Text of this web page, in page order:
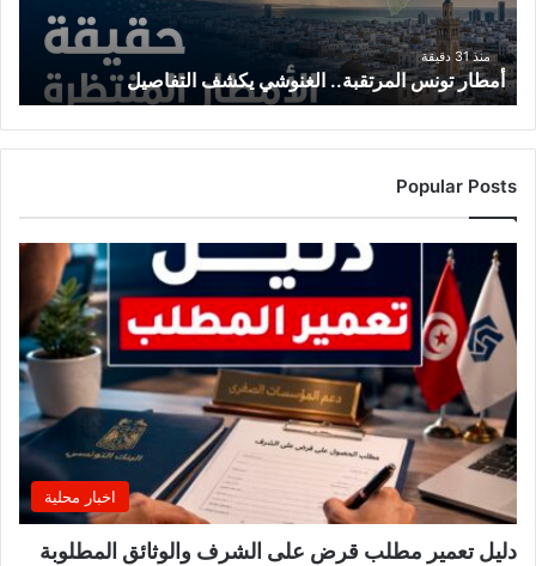
منذ 31 دقيقة
أمطار تونس المرتقبة.. الغنوشي يكشف التفاصيل
Popular Posts
اخبار محلية
دليل تعمير مطلب قرض على الشرف والوثائق المطلوبة